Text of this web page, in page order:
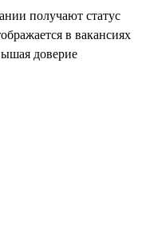
получают статус
в вакансиях
доверие